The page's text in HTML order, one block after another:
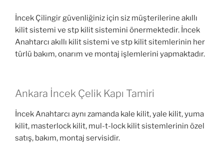
İncek Çilingir güvenliğiniz için siz müşterilerine akıllı
kilit sistemi ve stp kilit sistemini önermektedir. İncek
Anahtarcı akıllı kilit sistemi ve stp kilit sitemlerinin her
türlü bakım, onarım ve montaj işlemlerini yapmaktadır.
Ankara İncek Çelik Kapı Tamiri
İncek Anahtarcı aynı zamanda kale kilit, yale kilit, yuma
kilit, masterlock kilit, mul-t-lock kilit sistemlerinin özel
satış, bakım, montaj servisidir.